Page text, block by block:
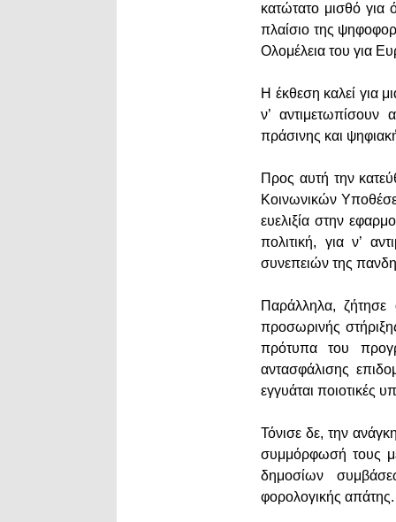
κατώτατο μισθό για
πλαίσιο της
Ολομέλεια του για
H έκθεση καλεί για
ν’ αντιμετωπίσουν
πράσινης και
Προς αυτή την
Κοινωνικών
ευελιξία στην
πολιτική, για ν’
συνεπειών της
Παράλληλα, ζήτησε
προσωρινής
πρότυπα του
αντασφάλισης
εγγυάται ποιοτικές
Τόνισε δε, την
συμμόρφωσή τους
δημοσίων
φορολογικής απάτης.